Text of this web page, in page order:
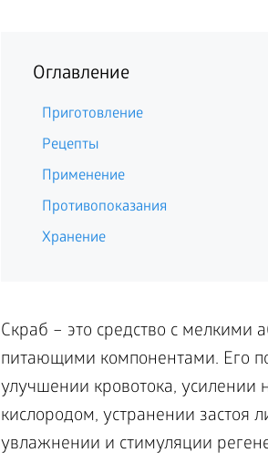
Оглавление
Приготовление
Рецепты
Применение
Противопоказания
Хранение
Скраб – это средство с
питающими компонентами. Его
улучшении кровотока,
кислородом, устранении
увлажнении и стимуляции